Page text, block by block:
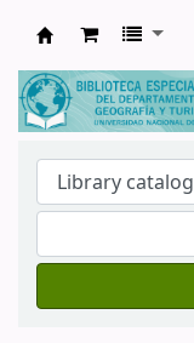
Biblioteca de